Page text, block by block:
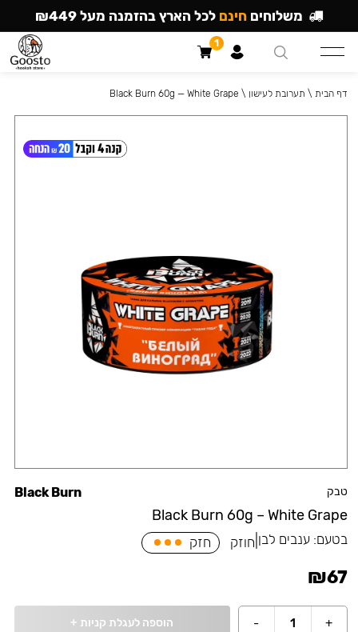
טבק
Black Burn 60g – White Grape
Black Burn
בטעם:ענבים לבן חוזק חזק
₪67
+
1
- הוספה לעגלת קניות +
דף הבית \ תערובת לעישון \
Black Burn 60g — White Grape
משלוחים חינם לכל הארץ בהזמנה מעל ₪449
1